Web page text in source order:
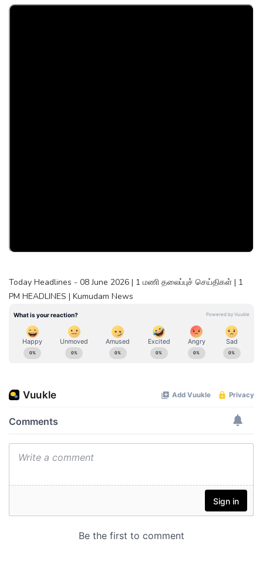
Today Headlines - 08 June 2026 | 1 மணி தலைப்புச் செய்திகள் | 1
PM HEADLINES | Kumudam News